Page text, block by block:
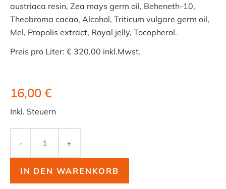
austriaca resin, Zea mays germ oil, Beheneth-10,
Theobroma cacao, Alcohol, Triticum vulgare germ oil,
Mel, Propolis extract, Royal jelly, Tocopherol.
Preis pro Liter: € 320,00 inkl.Mwst.
16,00 €
Inkl. Steuern
- +
IN DEN WARENKORB